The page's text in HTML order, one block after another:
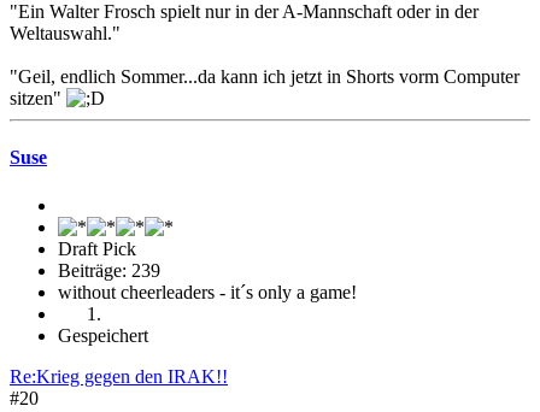
"Ein Walter Frosch spielt nur in der A-Mannschaft oder in der
Weltauswahl."
"Geil, endlich Sommer...da kann ich jetzt in Shorts vorm Computer
sitzen"
Suse
Draft Pick
Beiträge: 239
without cheerleaders - it´s only a game!
Gespeichert
Re:Krieg gegen den IRAK!!
#20